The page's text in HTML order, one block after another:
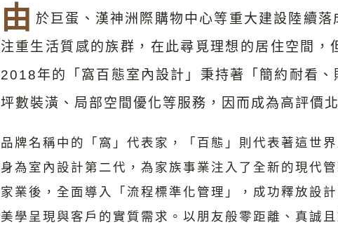
由 於巨蛋、漢神洲際購物中心等重大建設陸續
注重生活質感的族群，在此尋覓理想的居住空間
2018年的「窩百態室內設計」秉持著「簡約耐看
坪數裝潢、局部空間優化等服務，因而成為高評價
品牌名稱中的「窩」代表家，「百態」則代表著這世
身為室內設計第二代，為家族事業注入了全新的現代
家業後，全面導入「流程標準化管理」，成功釋放設
美學呈現與客戶的實質需求。以朋友般零距離、真誠